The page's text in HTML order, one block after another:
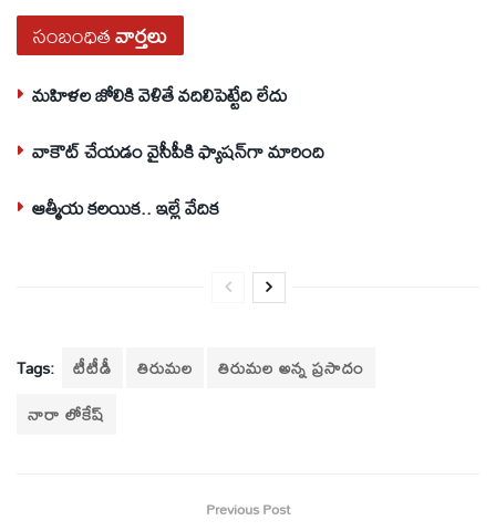
సంబంధితవార్తలు
మహిళల జోలికి వెళితే వదిలిపెట్టేది లేదు
వాకౌట్ చేయడం వైసీపీకి ఫ్యాషన్‌గా మారింది
ఆత్మీయ కలయిక.. ఇల్లే వేదిక
Tags: టీటీడీ తిరుమల
తిరుమల అన్న ప్రసాదం
నారా లోకేష్
Previous Post